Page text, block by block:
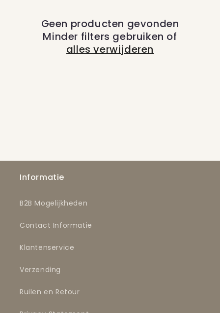
Geen producten gevonden
Minder filters gebruiken of
alles verwijderen
Informatie
B2B Mogelijkheden
Contact Informatie
Klantenservice
Verzending
Ruilen en Retour